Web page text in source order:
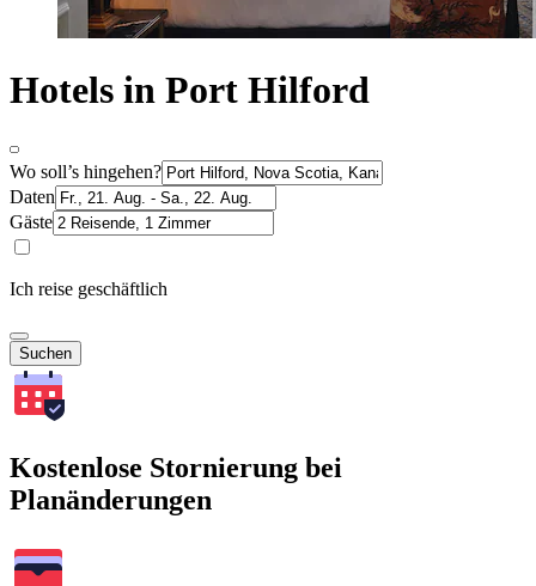
Hotels in Port Hilford
Wo soll’s hingehen?
Daten
Gäste
Ich reise geschäftlich
Suchen
Kostenlose Stornierung bei
Planänderungen